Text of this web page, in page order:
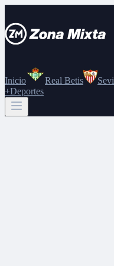
Inicio Real Betis
+Deportes